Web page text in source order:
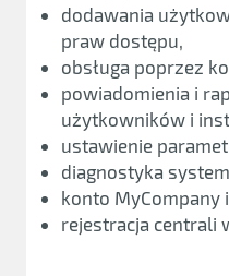
dodawania
praw dostępu,
obsługa poprzez
powiadomienia i
użytkowników i
ustawienie
diagnostyka
konto MyCompany
rejestracja centrali